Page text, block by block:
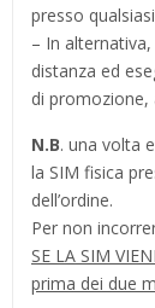
presso
– In
distanza ed
di promozione,
N.B. una volta
la SIM fisica
dell’ordine.
Per non
SE LA SIM
prima dei due